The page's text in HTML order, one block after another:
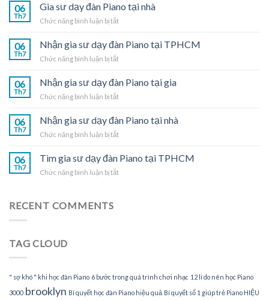
06
Th7
Gia sư dạy đàn Piano tại nhà
Chức năng bình luận bị tắtở
dạy
đàn
tại
06
Th7
Nhận gia sư dạy đàn Piano tại TPHCM
Chức năng bình luận bị tắtở
gia
sư
dạy
Piano
TPHCM
06
Th7
Nhận gia sư dạy đàn Piano tại gia
Chức năng bình luận bị tắtở
gia
sư
dạy
Piano
gia
06
Th7
Nhận gia sư dạy đàn Piano tại nhà
Chức năng bình luận bị tắtở
gia
sư
dạy
06
Th7
Tìm gia sư dạy đàn Piano tại TPHCM
Chức năng bình luận bị tắtở
RECENT COMMENTS
TAG CLOUD
" sợ khó " khi học đàn Piano 6 bước trong quá trình chơi nhạc 12 lí do nên học Piano
3000 brooklyn Bí quyết học đàn Piano hiệu quả Bí quyết số 1 giúp trẻ Piano HIỆU